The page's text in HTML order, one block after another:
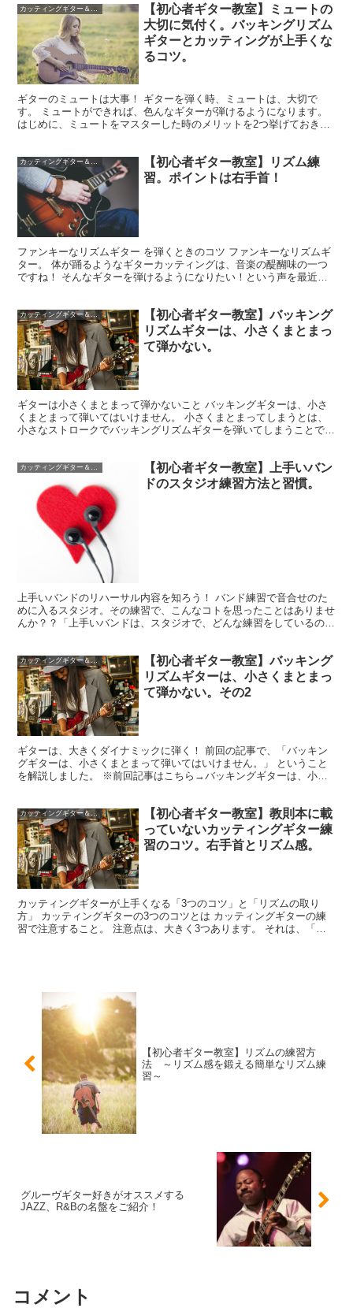
カッティングギター＆バッキングギター
【初心者ギター教室】ミュートの
大切に気付く。バッキングリズム
ギターとカッティングが上手くな
るコツ。
ギターのミュートは大事！ ギターを弾く時、ミュートは、大切で
す。 ミュートができれば、色んなギターが弾けるようになります。
はじめに、ミュートをマスターした時のメリットを2つ挙げておきま
カッティングギター＆バッキングギター
【初心者ギター教室】リズム練
習。ポイントは右手首！
ファンキーなリズムギター を弾くときのコツ ファンキーなリズムギ
ター。 体が踊るようなギターカッティングは、音楽の醍醐味の一つ
ですね！ そんなギターを弾けるようになりたい！という声を最近よ
カッティングギター＆バッキングギター
【初心者ギター教室】バッキング
リズムギターは、小さくまとまっ
て弾かない。
ギターは小さくまとまって弾かないこと バッキングギターは、小さ
くまとまって弾いてはいけません。 小さくまとまってしまうとは、
小さなストロークでバッキングリズムギターを弾いてしまうことで
【初心者ギター教室】上手いバン
ドのスタジオ練習方法と習慣。
上手いバンドのリハーサル内容を知ろう！ バンド練習で音合せのた
めに入るスタジオ。その練習で、こんなコトを思ったことはありませ
んか？？「上手いバンドは、スタジオで、どんな練習をしているのだ
カッティングギター＆バッキングギター
【初心者ギター教室】バッキング
リズムギターは、小さくまとまっ
て弾かない。その2
ギターは、大きくダイナミックに弾く！ 前回の記事で、「バッキン
グギターは、小さくまとまって弾いてはいけません。」 ということ
を解説しました。 ※前回記事はこちら→バッキングギターは、小さ
【初心者ギター教室】教則本に載
っていないカッティングギター練
習のコツ。右手首とリズム感。
カッティングギターが上手くなる「3つのコツ」と「リズムの取り
方」 カッティングギターの3つのコツとは カッティングギターの練
習で注意すること。 注意点は、大きく3つあります。 それは、「右
【初心者ギター教室】リズムの練習方
法 ～リズム感を鍛える簡単なリズム練
習～
グルーヴギター好きがオススメする
JAZZ、R&Bの名盤をご紹介！
コメント